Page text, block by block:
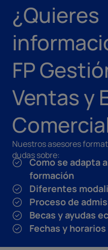
¿Quieres
FP
Ventas y
Nuestros asesores
dudas sobre:
Como se adapta
formación
Diferentes
Proceso de
Becas y ayudas
Fechas y horarios